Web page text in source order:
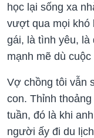
học lại sống xa
vượt qua mọi khó
gái, là tình yêu, là
mạnh mẽ dù
Vợ chồng tôi vẫn
con. Thỉnh
tuần, đó là khi
người ấy đi du